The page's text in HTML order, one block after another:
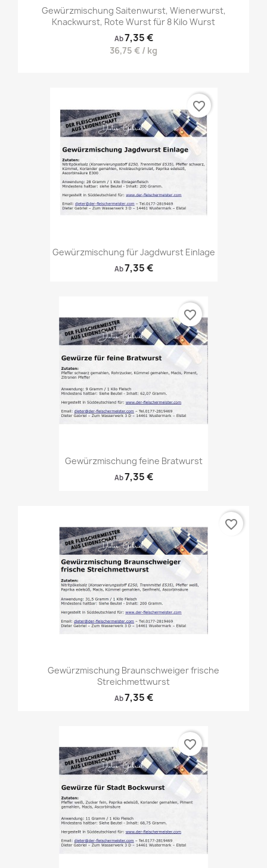
Gewürzmischung Saitenwurst, Wienerwurst,
Knackwurst, Rote Wurst für 8 Kilo Wurst
Ab7,35 €
36,75 € / kg
Gewürzmischung für Jagdwurst Einlage
Ab7,35 €
favorite_border
Gewürzmischung feine Bratwurst
Ab7,35 €
favorite_border
Gewürzmischung Braunschweiger frische
Streichmettwurst
Ab7,35 €
favorite_border
favorite_border